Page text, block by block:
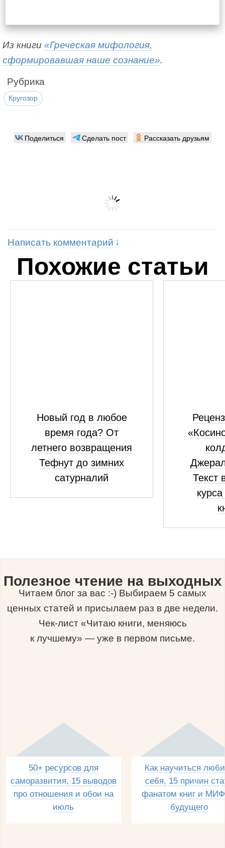
Из книги «Греческая мифология,
сформировавшая наше сознание».
Рубрика
Кругозор
Поделиться Сделать пост Рассказать друзьям
Написать комментарий
Похожие статьи
Новый год в любое
время года? От
летнего возвращения
Тефнут до зимних
сатурналий
Текст
Полезное чтение на выходных
Читаем блог за вас :-) Выбираем 5 самых
ценных статей и присылаем раз в две недели.
Чек-лист «Читаю книги, меняюсь
к лучшему» — уже в первом письме.
50+ ресурсов для
саморазвития, 15 выводов
про отношения и обои на
июль
Как научиться
себя, 15 причин
фанатом книг и
будущего